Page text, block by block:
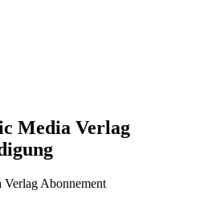
Media Verlag
Verlag Abonnement